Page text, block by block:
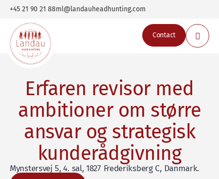
+45 21 90 21 88ml@landauheadhunting.com
Contact
Erfaren revisor med
ambitioner om større
ansvar og strategisk
kunderådgivning
Mynstersvej 5, 4. sal, 1827 Frederiksberg C, Danmark.